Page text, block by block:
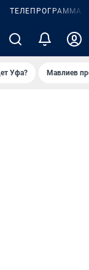
ТЕЛЕПРОГРАММА
Уфа? Мавлиев